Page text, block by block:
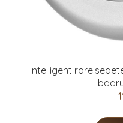
Intelligent